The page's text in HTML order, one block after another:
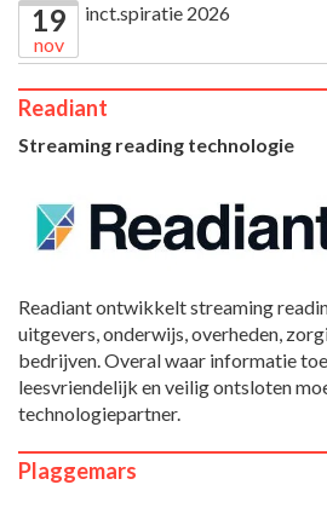
19
nov
inct.spiratie 2026
Readiant
Streaming reading technologie
Readiant ontwikkelt streaming
uitgevers, onderwijs, overheden,
bedrijven. Overal waar informatie
leesvriendelijk en veilig ontsloten
technologiepartner.
Plaggemars